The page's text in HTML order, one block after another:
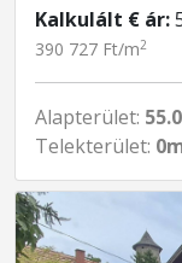
Kalkulált € ár:
390 727 Ft/m2
Alapterület:
Telekterület: